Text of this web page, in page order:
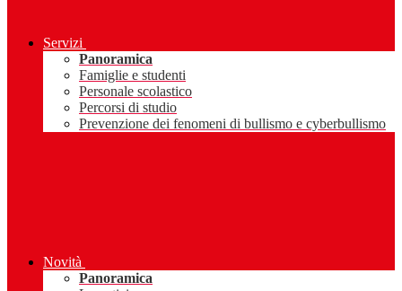
Servizi
Panoramica
Famiglie e studenti
Personale scolastico
Percorsi di studio
Prevenzione dei fenomeni di bullismo e cyberbullismo
Novità
Panoramica